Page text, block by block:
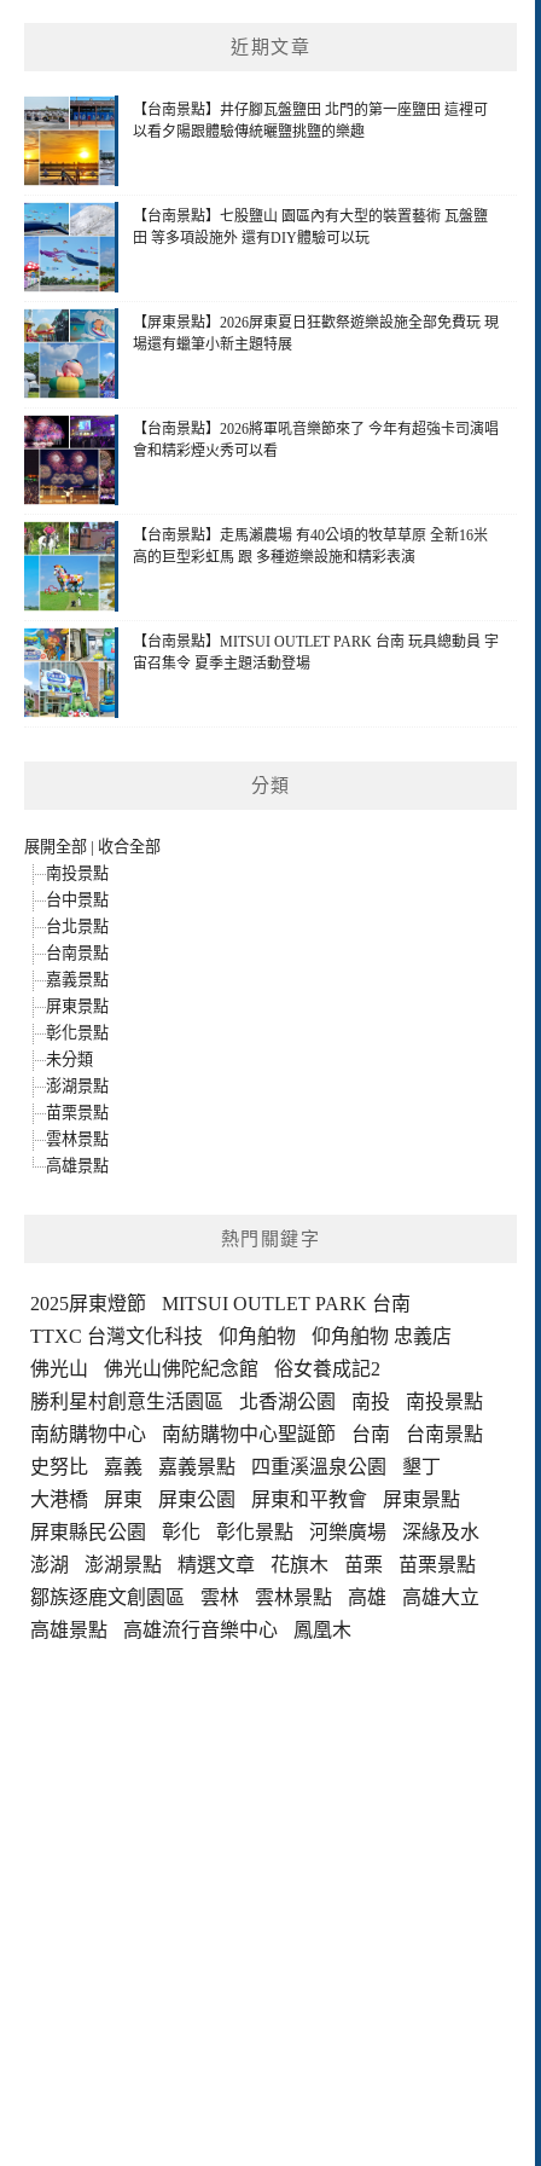
近期文章
【台南景點】井仔腳瓦盤鹽田 北門的第一座鹽田 這裡可
以看夕陽跟體驗傳統曬鹽挑鹽的樂趣
【台南景點】七股鹽山 園區內有大型的裝置藝術 瓦盤鹽
田 等多項設施外 還有DIY體驗可以玩
【屏東景點】2026屏東夏日狂歡祭遊樂設施全部免費玩 現
場還有蠟筆小新主題特展
【台南景點】2026將軍吼音樂節來了 今年有超強卡司演唱
會和精彩煙火秀可以看
【台南景點】走馬瀨農場 有40公頃的牧草草原 全新16米
高的巨型彩虹馬 跟 多種遊樂設施和精彩表演
【台南景點】MITSUI OUTLET PARK 台南 玩具總動員 宇
宙召集令 夏季主題活動登場
分類
展開全部 | 收合全部
南投景點
台中景點
台北景點
台南景點
嘉義景點
屏東景點
彰化景點
未分類
澎湖景點
苗栗景點
雲林景點
高雄景點
熱門關鍵字
2025屏東燈節
MITSUI OUTLET PARK 台南
TTXC 台灣文化科技
仰角舶物
仰角舶物 忠義店
佛光山
佛光山佛陀紀念館
俗女養成記2
勝利星村創意生活園區
北香湖公園 南投
南投景點
南紡購物中心
南紡購物中心聖誕節 台南
台南景點
史努比
嘉義 嘉義景點 四重溪溫泉公園
墾丁
大港橋
屏東 屏東公園 屏東和平教會
屏東景點
屏東縣民公園
彰化 彰化景點 河樂廣場
深緣及水
澎湖
澎湖景點 精選文章 花旗木 苗栗
苗栗景點
鄒族逐鹿文創園區
雲林 雲林景點 高雄
高雄大立
高雄景點
高雄流行音樂中心 鳳凰木